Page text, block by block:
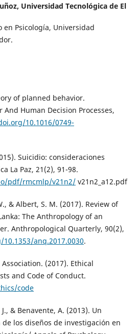
Universidad Tecnológica de El
en Psicología, Universidad
of planned behavior.
Human Decision Processes,
10.1016/0749-
Suicidio: consideraciones
La Paz, 21(2), 91-98.
pdf/rmcmlp/v21n2/v21n2_a12.pdf
& Albert, S. M. (2017). Review of
The Anthropology of an
Anthropological Quarterly, 90(2),
anq.2017.0030.
(2017). Ethical
and Code of Conduct.
code
& Benavente, A. (2013). Un
los diseños de investigación en